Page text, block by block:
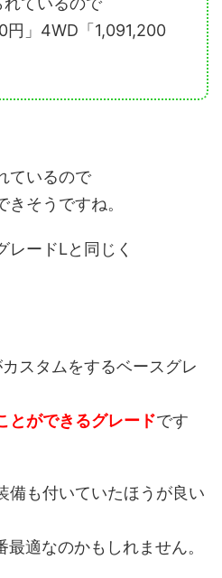
」4WD「1,091,200
ているので
そうですね。
レードLと同じく
スタムをするベースグレ
とができるグレードです
備も付いていたほうが良い
適なのかもしれません。